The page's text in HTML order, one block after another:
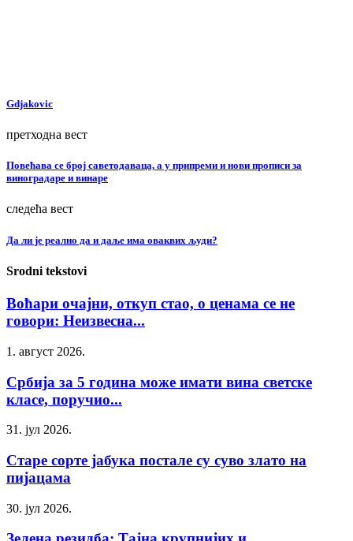
Gdjakovic
претходна вест
Повећава се број саветодаваца, а у припреми и нови прописи за
виноградаре и винаре
следећа вест
Да ли је реално да и даље има оваквих људи?
Srodni tekstovi
Воћари очајни, откуп стао, о ценама се не
говори: Неизвесна...
1. август 2026.
Србија за 5 година може имати вина светске
класе, поручио...
31. јул 2026.
Старе сорте јабука постале су суво злато на
пијацама
30. јул 2026.